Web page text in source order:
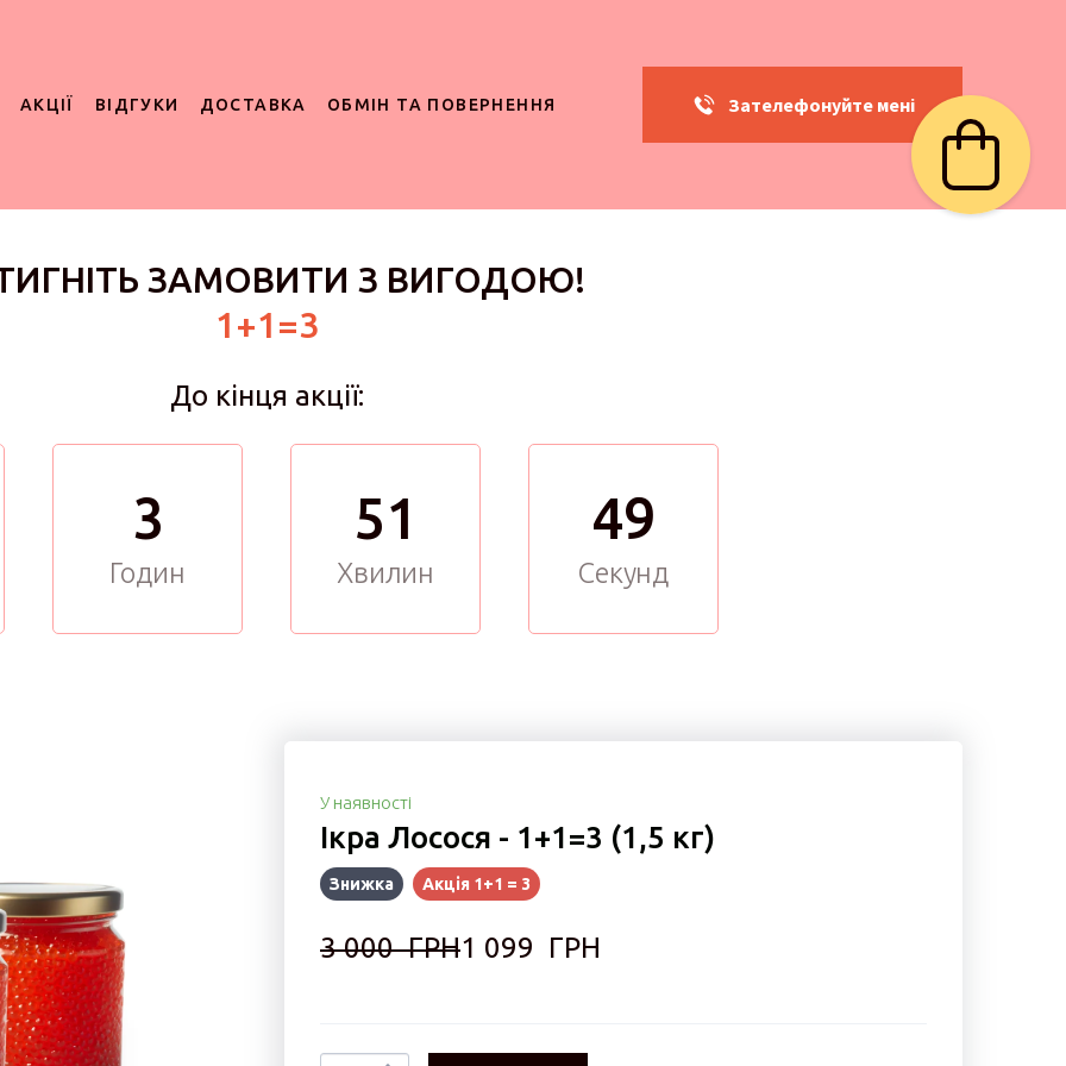
АКЦІЇ ВІДГУКИ ДОСТАВКА ОБМІН ТА ПОВЕРНЕННЯ Зателефонуйте мені
ЗАМОВИТИ З ВИГОДОЮ!
1+1=3
До кінця акції:
3
Годин
51
Хвилин
48
Секунд
У наявності
Ікра Лосося - 1+1=3 (1,5 кг)
Знижка Акція 1+1 = 3
3 000  ГРН1 099  ГРН